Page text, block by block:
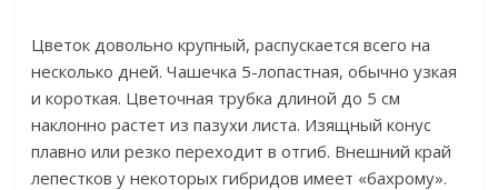
Цветок довольно крупный, распускается всего на
несколько дней. Чашечка 5-лопастная, обычно узкая
и короткая. Цветочная трубка длиной до 5 см
наклонно растет из пазухи листа. Изящный конус
плавно или резко переходит в отгиб. Внешний край
лепестков у некоторых гибридов имеет «бахрому».